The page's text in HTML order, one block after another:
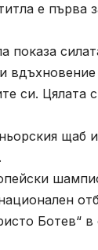
е първа
показа
си. Цялата
щаб и
Ботев“ в